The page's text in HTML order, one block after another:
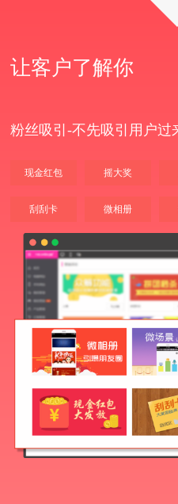
让客户了解你
粉丝吸引-不先吸引用户
现金红包 摇大奖
刮刮卡 微相册